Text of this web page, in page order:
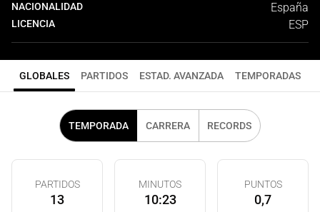
NACIONALIDAD España
LICENCIA ESP
GLOBALES PARTIDOS ESTAD. AVANZADA TEMPORADAS
TEMPORADA CARRERA RECORDS
PARTIDOS
13
MINUTOS
10:23
PUNTOS
0,7